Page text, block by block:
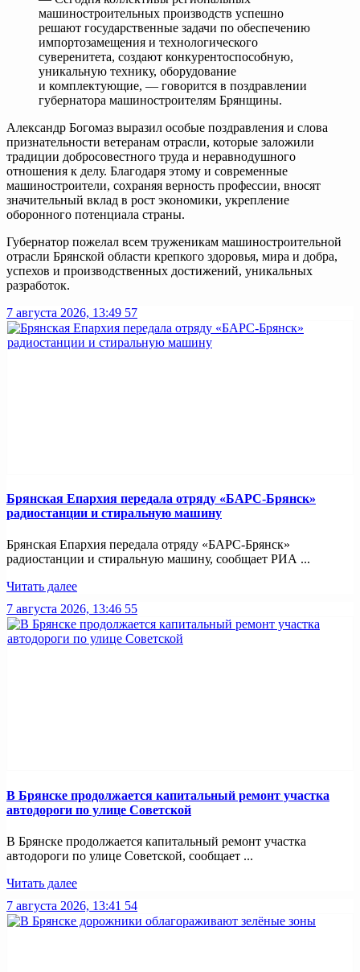
машиностроительных производств успешно
решают государственные задачи по обеспечению
импортозамещения и технологического
суверенитета, создают конкурентоспособную,
уникальную технику, оборудование
и комплектующие, — говорится в поздравлении
губернатора машиностроителям Брянщины.
Александр Богомаз выразил особые поздравления и слова
признательности ветеранам отрасли, которые заложили
традиции добросовестного труда и неравнодушного
отношения к делу. Благодаря этому и современные
машиностроители, сохраняя верность профессии, вносят
значительный вклад в рост экономики, укрепление
оборонного потенциала страны.
Губернатор пожелал всем труженикам машиностроительной
отрасли Брянской области крепкого здоровья, мира и добра,
успехов и производственных достижений, уникальных
разработок.
7 августа 2026, 13:49 57
Брянская Епархия передала отряду «БАРС-Брянск»
радиостанции и стиральную машину
Брянская Епархия передала отряду «БАРС-Брянск»
радиостанции и стиральную машину, сообщает РИА ...
Читать далее
7 августа 2026, 13:46 55
В Брянске продолжается капитальный ремонт участка
автодороги по улице Советской
В Брянске продолжается капитальный ремонт участка
автодороги по улице Советской, сообщает ...
Читать далее
7 августа 2026, 13:41 54